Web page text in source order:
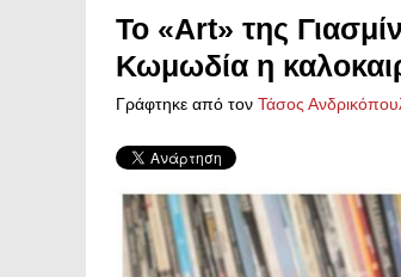
Το «Art» της
Κωμωδία η
Γράφτηκε από τον Τάσος